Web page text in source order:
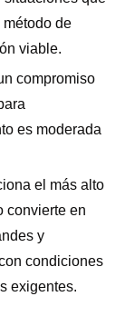
de
viable.
compromiso
es moderada
el más alto
convierte en
y
condiciones
exigentes.